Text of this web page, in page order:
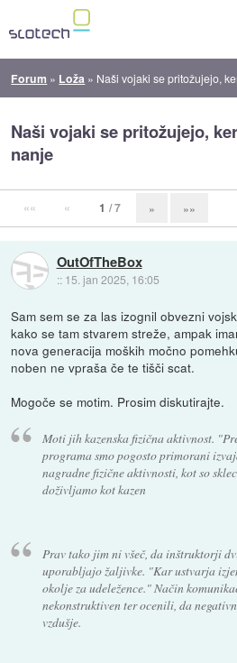
Forum » Loža » Naši vojaki se pritožujejo,
Naši vojaki se pritožujejo,
nanje
«« « 1 / 7 » »»
OutOfTheBox
:: 15. jan 2025, 16:05
Sam sem se za las izognil obvezni
kako se tam stvarem streže, ampak
nova generacija moških močno
noben ne vpraša če te tišči scat.
Mogoče se motim. Prosim diskutirajte.
Moti jih kazenska fizična aktivnost.
programa smo pogosto primorani
nagradne fizične aktivnosti, kot so
doživljamo kot kazen
Prav tako jim ni všeč, da inštruktorji
uporabljajo žaljivke. "Kar ustvarja
okolje za udeležence." Način
nekonstruktiven ter ocenili, da
vzdušje.